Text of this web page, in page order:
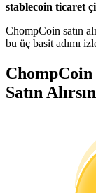
Bilgi
Ticaret
stablecoin ticaret
ChompCoin satın
bu üç basit adımı
ChompCoin
Satın